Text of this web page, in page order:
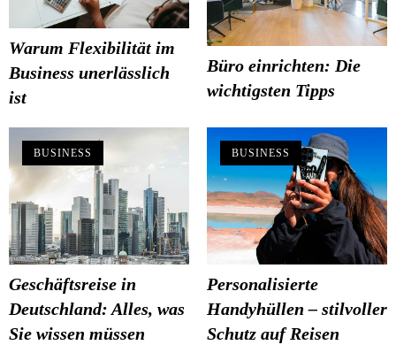
Warum Flexibilität im
Business unerlässlich
ist
Büro einrichten: Die
wichtigsten Tipps
BUSINESS
Geschäftsreise in
Deutschland: Alles, was
Sie wissen müssen
BUSINESS
Personalisierte
Handyhüllen – stilvoller
Schutz auf Reisen